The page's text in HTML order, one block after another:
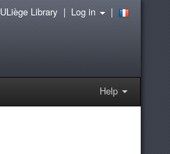
Help
ULiège Library | Log in |